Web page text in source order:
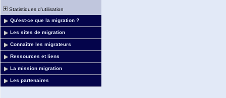
Statistiques d'utilisation
Qu'est-ce que la migration ?
Les sites de migration
Connaître les migrateurs
Ressources et liens
La mission migration
Les partenaires